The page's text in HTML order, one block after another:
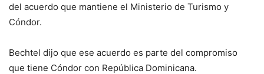
del acuerdo que mantiene el Ministerio de Turismo y
Cóndor.
Bechtel dijo que ese acuerdo es parte del compromiso
que tiene Cóndor con República Dominicana.